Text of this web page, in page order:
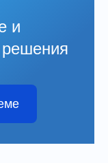
и
решения